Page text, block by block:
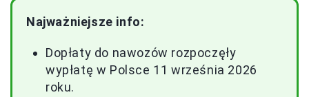
Najważniejsze info:
Dopłaty do nawozów rozpoczęły
wypłatę w Polsce 11 września 2026
roku.